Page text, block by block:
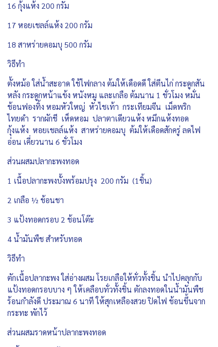
16 กุ้งแห้ง 200 กรัม
17 หอยเชลล์แห้ง 200 กรัม
18 สาหร่ายคอมบุ 500 กรัม
วิธีทำ
ตั้งหม้อ ใส่น้ำสะอาด ใช้ไฟกลาง ต้มให้เดือดดี ใส่ตีนไก่ กระดูกสัน
หลัง กระดูกหน้าแข้ง หนังหมู และเกลือ ต้มนาน 1 ชั่วโมง หมั่น
ช้อนฟองทิ้ง หอมหัวใหญ่ หัวไชเท้า กระเทียมจีน เม็ดพริก
ไทยดำ รากผักชี เห็ดหอม ปลาตาเดียวแห้ง หมึกแห้งทอด
กุ้งแห้ง หอยเชลล์แห้ง สาหร่ายคอมบุ ต้มให้เดือดสักครู่ ลดไฟ
อ่อน เคี่ยวนาน 6 ชั่วโมง
ส่วนผสมปลากะพงทอด
1 เนื้อปลากะพงบั้งพร้อมปรุง 200 กรัม (1ชิ้น)
2 เกลือ ½ ช้อนชา
3 แป้งทอดกรอบ 2 ช้อนโต๊ะ
4 น้ำมันพืช สำหรับทอด
วิธีทำ
ตักเนื้อปลากะพง ใส่อ่างผสม โรยเกลือให้ทั่วทั้งชิ้น นำไปคลุกกับ
แป้งทอดกรอบบาง ๆ ให้เคลือบทั่วทั้งชิ้น ตักลงทอดในน้ำมันพืช
ร้อนกำลังดี ประมาณ 6 นาที ให้สุกเหลืองสวย ปิดไฟ ช้อนขึ้นจาก
กระทะ พักไว้
ส่วนผสมราดหน้าปลากะพงทอด